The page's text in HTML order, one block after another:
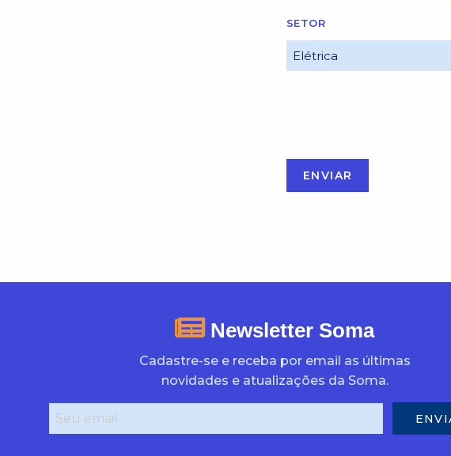
SETOR
Newsletter Soma
Cadastre-se e receba por email as últimas
novidades e atualizações da Soma.